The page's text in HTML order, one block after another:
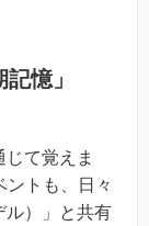
憶」
じて覚えま
トも、日々
ル）」と共有